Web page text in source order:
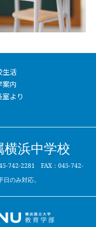
生活
案内
室より
浜中学校
742-2281 FAX：045-742-
のみ対応。